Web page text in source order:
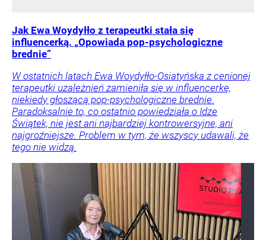
Jak Ewa Woydyłło z terapeutki stała się
influencerką. „Opowiada pop-psychologiczne
brednie”
W ostatnich latach Ewa Woydyłło-Osiatyńska z cenionej
terapeutki uzależnień zamieniła się w influencerkę,
niekiedy głoszącą pop-psychologiczne brednie.
Paradoksalnie to, co ostatnio powiedziała o Idze
Świątek, nie jest ani najbardziej kontrowersyjne, ani
najgroźniejsze. Problem w tym, że wszyscy udawali, że
tego nie widzą.